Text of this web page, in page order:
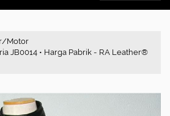
Motor
JB0014 • Harga Pabrik - RA Leather®